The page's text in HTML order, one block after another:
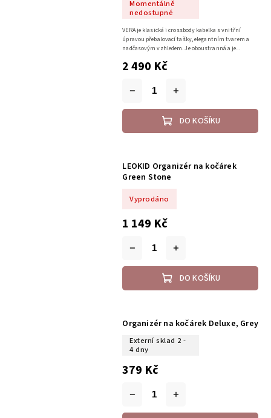
Momentálně
nedostupné
2 490 Kč
DO KOŠÍKU
VERA je klasická i crossbody kabelka s vnitřní
úpravou přebalovací tašky, elegantním tvarem a
nadčasovým vzhledem. Je oboustranná a je...
LEOKID Organizér na kočárek
Green Stone
Vyprodáno
1 149 Kč
DO KOŠÍKU
Organizér na kočárek Deluxe, Grey
Externí sklad 2 -
4 dny
379 Kč